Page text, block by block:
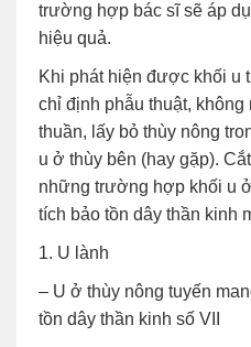
trường hợp bác sĩ sẽ áp
hiệu quả.
Khi phát hiện được khối u
chỉ định phẫu thuật,
thuần, lấy bỏ thùy nông
u ở thùy bên (hay gặp).
những trường hợp khối u
tích bảo tồn dây thần kinh
1. U lành
– U ở thùy nông tuyến
tồn dây thần kinh số VII